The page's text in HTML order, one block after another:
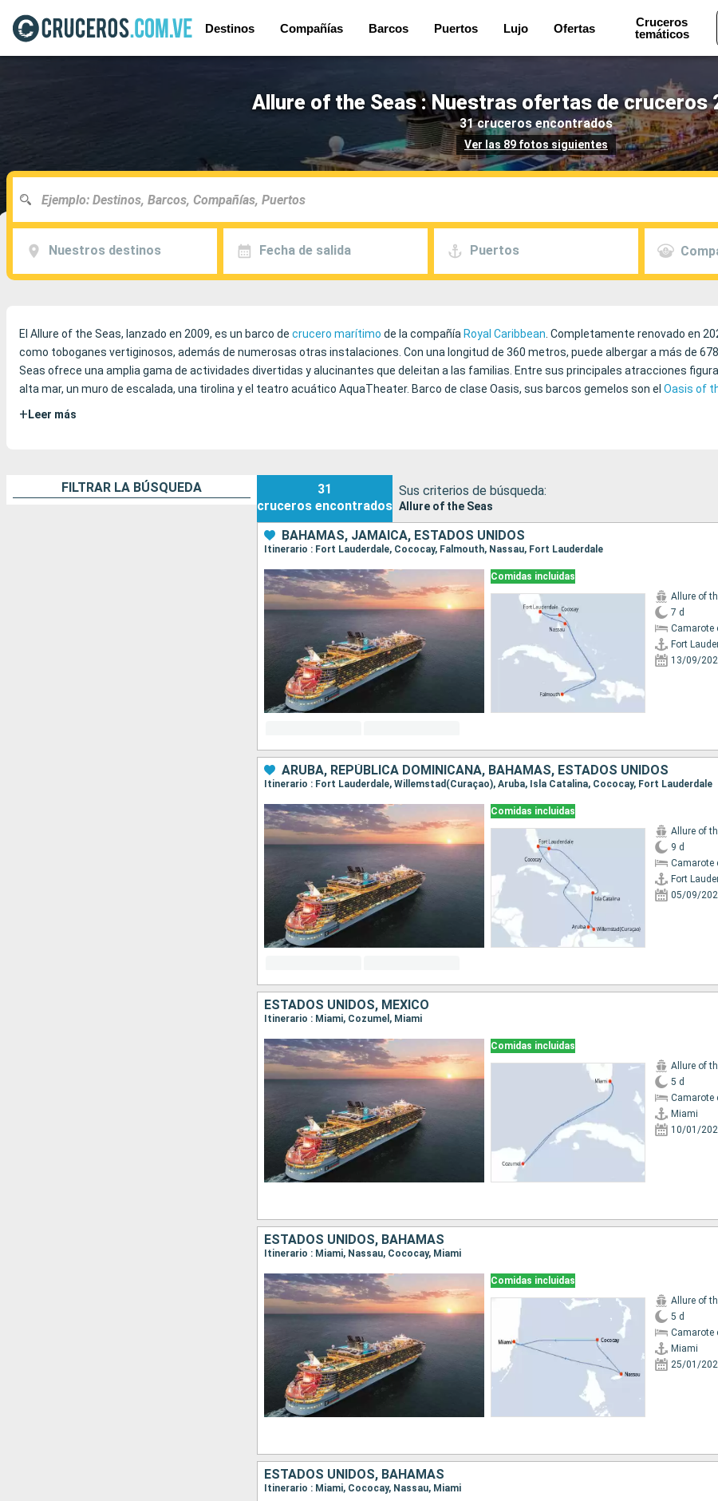
Destinos Compañías Barcos Puertos Lujo Ofertas
Cruceros
temáticos
Allure of the Seas : Nuestras ofertas de cruceros
31 cruceros encontrados
Ver las 89 fotos siguientes
Nuestros destinos Fecha de salida Puertos
El Allure of the Seas, lanzado en 2009, es un barco de crucero marítimo de la compañía Royal Caribbean . Completamente renovado en
como toboganes vertiginosos, además de numerosas otras instalaciones. Con una longitud de 360 metros, puede albergar a más de
Seas ofrece una amplia gama de actividades divertidas y alucinantes que deleitan a las familias. Entre sus principales atracciones
alta mar, un muro de escalada, una tirolina y el teatro acuático AquaTheater. Barco de clase Oasis, sus barcos gemelos son el Oasis of
+ Leer más
FILTRAR LA BÚSQUEDA
31
cruceros encontrados
Sus criterios de búsqueda:
Allure of the Seas
BAHAMAS, JAMAICA, ESTADOS UNIDOS
Itinerario : Fort Lauderdale, Cococay, Falmouth, Nassau, Fort Lauderdale
Comidas incluidas
Allure of
7 d
Camarote
Fort
13/09/
ARUBA, REPÚBLICA DOMINICANA, BAHAMAS, ESTADOS UNIDOS
Itinerario : Fort Lauderdale, Willemstad(Curaçao), Aruba, Isla Catalina, Cococay, Fort Lauderdale
Comidas incluidas
Allure of
9 d
Camarote
Fort
05/09/
ESTADOS UNIDOS, MÉXICO
Itinerario : Miami, Cozumel, Miami
Comidas incluidas
Allure of
5 d
Camarote
Miami
10/01/
ESTADOS UNIDOS, BAHAMAS
Itinerario : Miami, Nassau, Cococay, Miami
Comidas incluidas
Allure of
5 d
Camarote
Miami
25/01/
ESTADOS UNIDOS, BAHAMAS
Itinerario : Miami, Cococay, Nassau, Miami